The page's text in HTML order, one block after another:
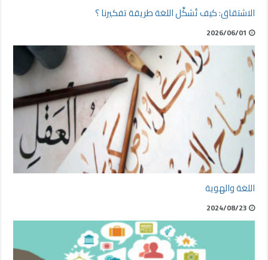
الاشتقاق: كيف تُشكِّل اللغة طريقة تفكيرنا ؟
2026/06/01
اللغة والهوية
2024/08/23